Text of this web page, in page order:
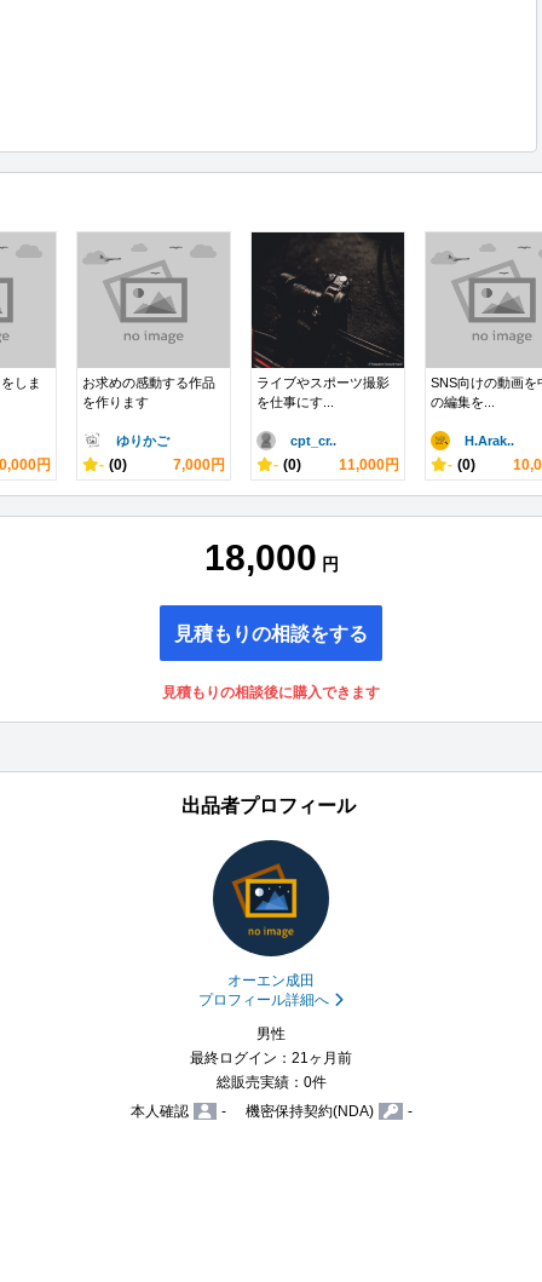
しま
円
お求めの感動する作品
を作ります
ゆりかご
- (0) 7,000円
ライブやスポーツ撮影
を仕事にす...
cpt_cr..
- (0) 11,000円
SNS向けの動画を
の編集を...
H.Arak..
- (0)
18,000 円
見積もりの相談をする
見積もりの相談後に購入できます
出品者プロフィール
オーエン成田
プロフィール詳細へ
男性
最終ログイン：21ヶ月前
総販売実績：0件
本人確認
- 機密保持契約(NDA) -